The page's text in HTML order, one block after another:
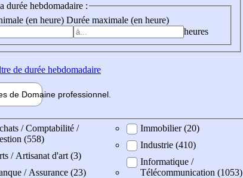
durée hebdomadaire :
(en heure) Durée maximale (en heure)
heures
de durée hebdomadaire
de Domaine professionnel
/ Comptabilité /
(558)
/ Artisanat d'art (3)
/ Assurance (23)
Immobilier (20)
Industrie (410)
Informatique /
Télécommunication (1053)